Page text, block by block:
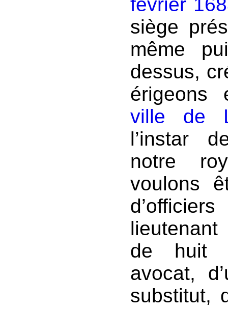
février
siège
même
dessus,
ville de
l’instar
notre
voulons
de huit
avocat,
substitut,